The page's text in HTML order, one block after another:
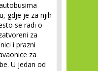
gdje je za njih
se radi o
za
i prazni
za
U jedan od